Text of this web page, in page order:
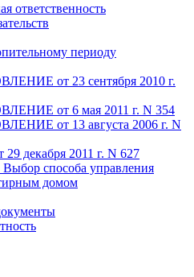
ответственность
периоду
от 23 сентября 2010 г.
от 6 мая 2011 г. N 354
от 13 августа 2006 г. N
декабря 2011 г. N 627
Выбор способа управления
домом